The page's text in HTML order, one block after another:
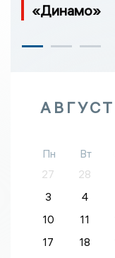
«Динамо»
АВГУСТ
Пн Вт
27
28
3
4
10
11
17
18